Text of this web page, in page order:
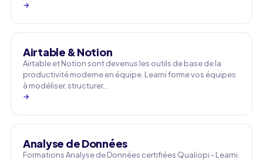
→
Airtable & Notion
Airtable et Notion sont devenus les outils de base de la
productivité moderne en équipe. Learni forme vos équipes
à modéliser, structurer…
→
Analyse de Données
Formations Analyse de Données certifiées Qualiopi - Learni.